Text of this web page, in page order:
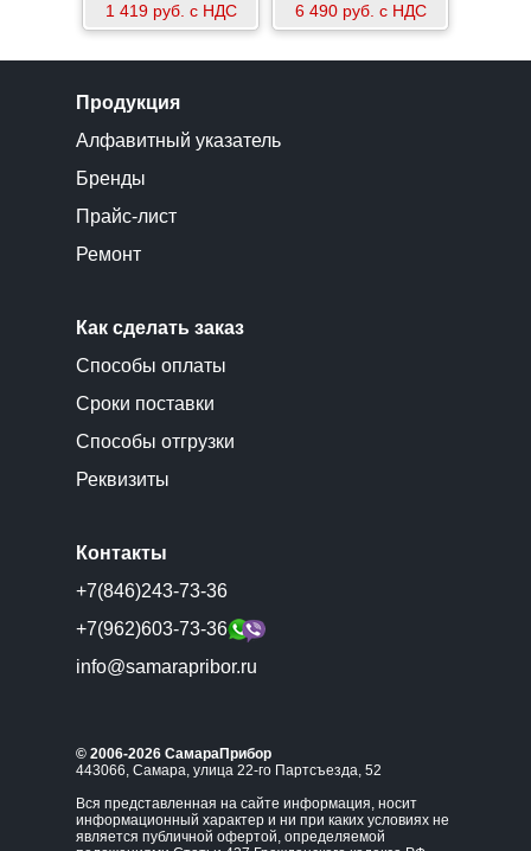
1 419 руб. с НДС 6 490 руб. с НДС
Продукция
Алфавитный указатель
Бренды
Прайс-лист
Ремонт
Как сделать заказ
Способы оплаты
Сроки поставки
Способы отгрузки
Реквизиты
Контакты
+7(846)243-73-36
+7(962)603-73-36
info@samarapribor.ru
© 2006-2026 СамараПрибор
443066, Самара, улица 22-го Партсъезда, 52
Вся представленная на сайте информация, носит
информационный характер и ни при каких условиях не
является публичной офертой, определяемой